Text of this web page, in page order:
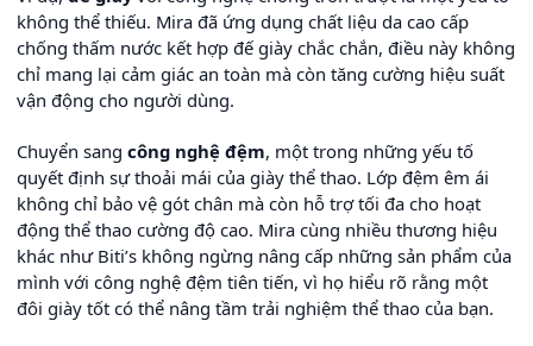
không thể thiếu. Mira đã ứng dụng chất liệu da cao cấp
chống thấm nước kết hợp đế giày chắc chắn, điều này không
chỉ mang lại cảm giác an toàn mà còn tăng cường hiệu suất
vận động cho người dùng.
Chuyển sang công nghệ đệm, một trong những yếu tố
quyết định sự thoải mái của giày thể thao. Lớp đệm êm ái
không chỉ bảo vệ gót chân mà còn hỗ trợ tối đa cho hoạt
động thể thao cường độ cao. Mira cùng nhiều thương hiệu
khác như Biti’s không ngừng nâng cấp những sản phẩm của
mình với công nghệ đệm tiên tiến, vì họ hiểu rõ rằng một
đôi giày tốt có thể nâng tầm trải nghiệm thể thao của bạn.